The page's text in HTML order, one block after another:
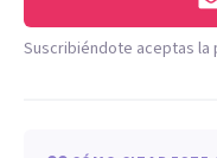
Suscribiéndote aceptas la